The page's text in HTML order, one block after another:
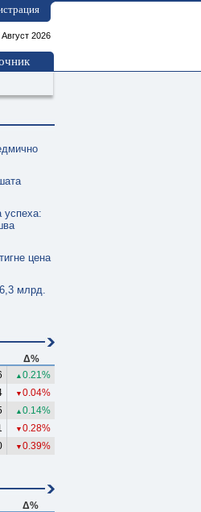
2026
успеха:
цена
млрд.
Δ%
▲ 0.21%
▼ 0.04%
▲ 0.14%
▼ 0.28%
▼ 0.39%
Δ%